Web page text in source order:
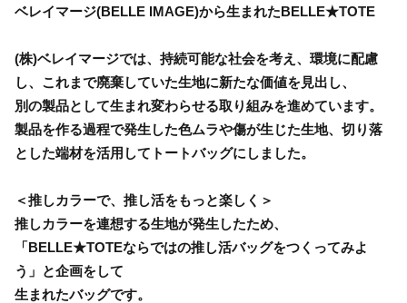
ベレイマージ(BELLE IMAGE)から生まれたBELLE★TOTE
(株)ベレイマージでは、持続可能な社会を考え、環境に配慮
し、これまで廃棄していた生地に新たな価値を見出し、
別の製品として生まれ変わらせる取り組みを進めています。
製品を作る過程で発生した色ムラや傷が生じた生地、切り落
とした端材を活用してトートバッグにしました。
＜推しカラーで、推し活をもっと楽しく＞
推しカラーを連想する生地が発生したため、
「BELLE★TOTEならではの推し活バッグをつくってみよ
う」と企画をして
生まれたバッグです。